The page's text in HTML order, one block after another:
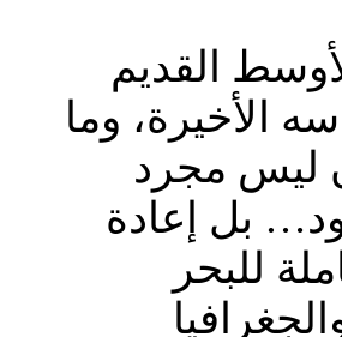
القديم
الأخيرة، وما
ليس مجرد
بل إعادة
للبحر